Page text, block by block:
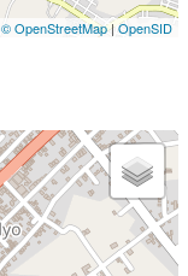
© OpenStreetMap|OpenSID